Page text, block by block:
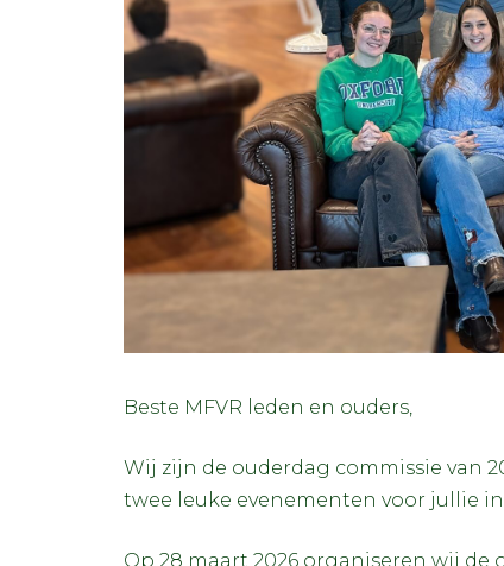
Beste MFVR leden en ouders,
Wij zijn de ouderdag commissie van
twee leuke evenementen voor jullie
Op 28 maart 2026 organiseren wij de